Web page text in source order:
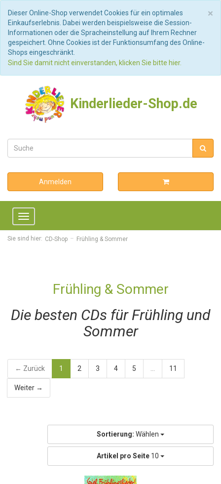
×
Dieser Online-Shop verwendet Cookies für ein optimales
Einkaufserlebnis. Dabei werden beispielsweise die Session-
Informationen oder die Spracheinstellung auf Ihrem Rechner
gespeichert. Ohne Cookies ist der Funktionsumfang des Online-
Shops eingeschränkt.
Sind Sie damit nicht einverstanden, klicken Sie bitte hier.
Kinderlieder-Shop.de
Anmelden
Toggle
navigation
Sie sind hier: CD-Shop Frühling & Sommer
Frühling & Sommer
Die besten CDs für Frühling und
Sommer
← Zurück 1 2 3 4 5 11
Weiter →
Sortierung: Wählen
Artikel pro Seite 10